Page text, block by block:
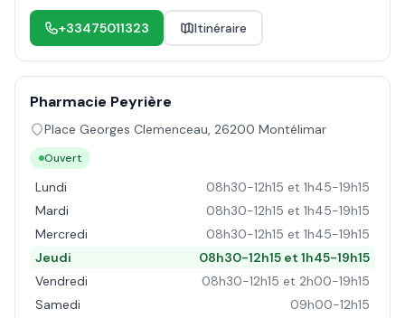
+33475011323 Itinéraire
Pharmacie Peyrière
Place Georges Clemenceau, 26200 Montélimar
Ouvert
Lundi
08h30-12h15 et 1h45-19h15
Mardi
08h30-12h15 et 1h45-19h15
Mercredi
08h30-12h15 et 1h45-19h15
Jeudi
08h30-12h15 et 1h45-19h15
Vendredi
08h30-12h15 et 2h00-19h15
Samedi
09h00-12h15